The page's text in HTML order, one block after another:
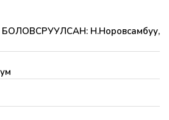
Н.Норовсамбуу,